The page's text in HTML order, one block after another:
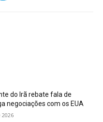
do Irã rebate fala de
negociações com os EUA